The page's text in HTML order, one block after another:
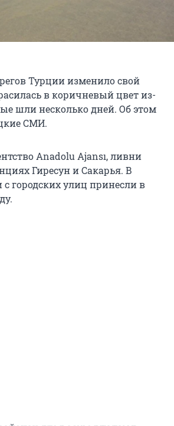
Турции изменило свой
в коричневый цвет из-
шли несколько дней. Об этом
СМИ.
Anadolu Ajansı, ливни
Гиресун и Сакарья. В
с городских улиц принесли в